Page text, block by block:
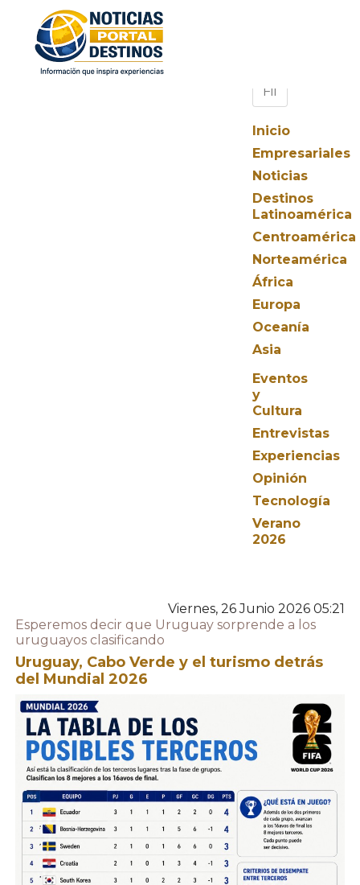
Inicio
Empresariales
Noticias
Destinos
Latinoamérica
Centroamérica
Norteamérica
África
Europa
Oceanía
Asia
Eventos
y
Cultura
Entrevistas
Experiencias
Opinión
Tecnología
Verano
2026
Viernes, 26 Junio 2026 05:21
Esperemos decir que Uruguay sorprende a los
uruguayos clasificando
Uruguay, Cabo Verde y el turismo detrás
del Mundial 2026